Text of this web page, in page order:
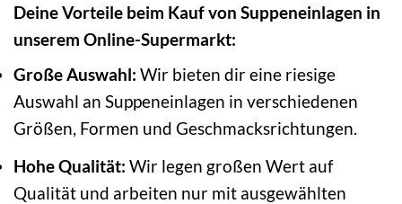
Deine Vorteile beim Kauf von Suppeneinlagen in
unserem Online-Supermarkt:
Große Auswahl: Wir bieten dir eine riesige
Auswahl an Suppeneinlagen in verschiedenen
Größen, Formen und Geschmacksrichtungen.
Hohe Qualität: Wir legen großen Wert auf
Qualität und arbeiten nur mit ausgewählten